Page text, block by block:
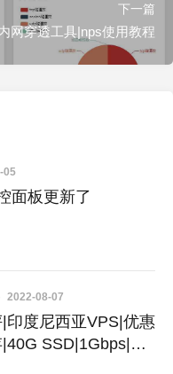
下一篇
网穿透工具|nps使用教程
05
面板更新了
2022-08-07
印度尼西亚VPS|优惠
SSD|1Gbps|不